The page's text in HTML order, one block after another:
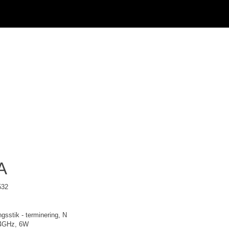
- terminering, N
6W